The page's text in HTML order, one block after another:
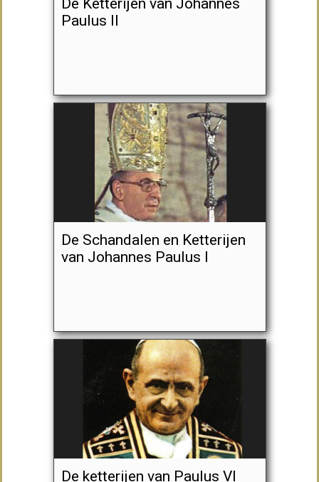
De Ketterijen van Johannes
Paulus II
De Schandalen en Ketterijen
van Johannes Paulus I
De ketterijen van Paulus VI